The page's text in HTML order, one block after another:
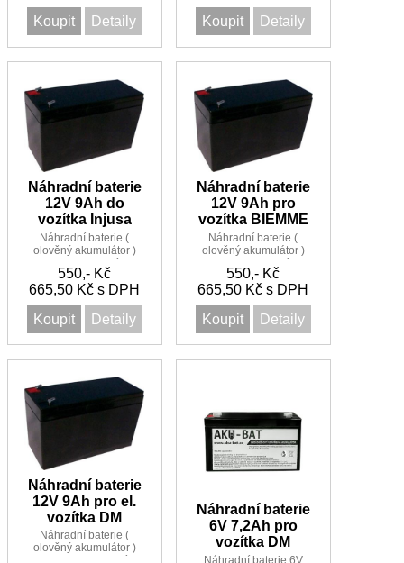
Koupit
Detaily
Koupit
Detaily
Náhradní baterie
12V 9Ah do
vozítka Injusa
Náhradní baterie (
olověný akumulátor )
12V 9 Ah do vozítka
Injusa
550,- Kč
665,50 Kč s DPH
Koupit
Detaily
Náhradní baterie
12V 9Ah pro
vozítka BIEMME
Náhradní baterie (
olověný akumulátor )
12V 9 Ah pro vozítka
BIEMME
550,- Kč
665,50 Kč s DPH
Koupit
Detaily
Náhradní baterie
12V 9Ah pro el.
vozítka DM
Náhradní baterie (
olověný akumulátor )
Náhradní baterie
6V 7,2Ah pro
vozítka DM
Náhradní baterie 6V